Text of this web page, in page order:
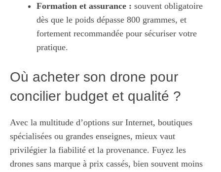
Formation et assurance : souvent obligatoire
dès que le poids dépasse 800 grammes, et
fortement recommandée pour sécuriser votre
pratique.
Où acheter son drone pour
concilier budget et qualité ?
Avec la multitude d’options sur Internet, boutiques
spécialisées ou grandes enseignes, mieux vaut
privilégier la fiabilité et la provenance. Fuyez les
drones sans marque à prix cassés, bien souvent moins